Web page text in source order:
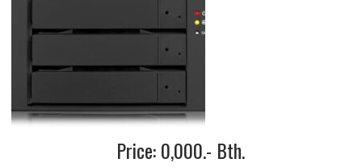
Price: 0,000.- Bth.